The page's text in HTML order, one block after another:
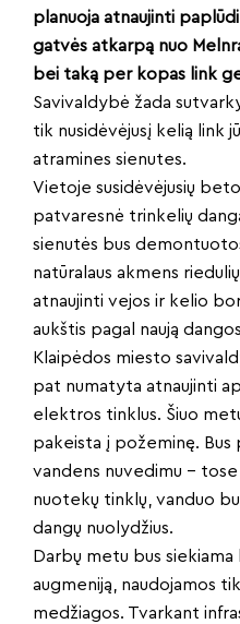
planuoja atnaujinti
gatvės atkarpą nuo
bei taką per kopas link
Savivaldybė žada
tik nusidėvėjusį kelią link
atramines sienutes.
Vietoje susidėvėjusių
patvaresnė trinkelių
sienutės bus
natūralaus akmens
atnaujinti vejos ir kelio
aukštis pagal naują
Klaipėdos miesto
pat numatyta atnaujinti
elektros tinklus. Šiuo
pakeista į požeminę. Bus
vandens nuvedimu –
nuotekų tinklų, vanduo
dangų nuolydžius.
Darbų metu bus
augmeniją, naudojamos
medžiagos. Tvarkant